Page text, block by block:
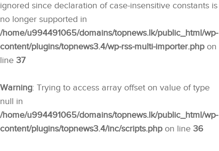
ignored since declaration of case-insensitive constants is
no longer supported in
/home/u994491065/domains/topnews.lk/public_html/wp-
content/plugins/topnews3.4/wp-rss-multi-importer.phpon
line 37
Warning: Trying to access array offset on value of type
null in
/home/u994491065/domains/topnews.lk/public_html/wp-
content/plugins/topnews3.4/inc/scripts.phpon line 36